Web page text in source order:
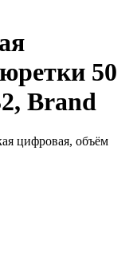
50
Brand